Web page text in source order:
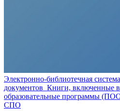
Электронно-библиотечная
документов Книги, включенные
образовательные программы
СПО